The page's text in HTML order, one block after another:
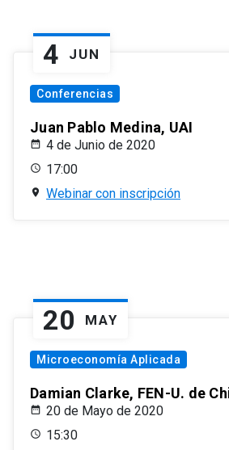
4 JUN
Conferencias
Juan Pablo Medina, UAI
4 de Junio de 2020
17:00
Webinar con inscripción
20 MAY
Microeconomía Aplicada
Damian Clarke, FEN-U. de
20 de Mayo de 2020
15:30